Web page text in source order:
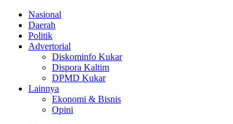
Lewati
konten
Nasional
Daerah
Politik
Advertorial
Diskominfo Kukar
Dispora Kaltim
DPMD Kukar
Lainnya
Ekonomi & Bisnis
Opini